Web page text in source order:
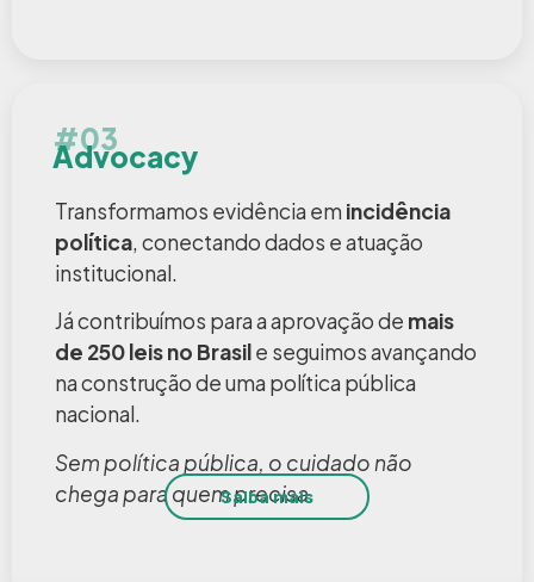
#03
Advocacy
Transformamos evidência em incidência
política, conectando dados e atuação
institucional.
Já contribuímos para a aprovação de mais
de 250 leis no Brasile seguimos avançando
na construção de uma política pública
nacional.
Sem política pública, o cuidado não
chega para quem precisa.
Saiba mais